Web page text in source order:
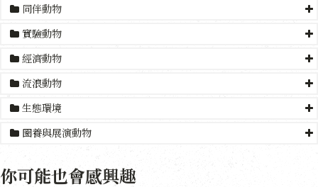
同伴動物
實驗動物
經濟動物
流浪動物
生態環境
圈養與展演動物
你可能也會感興趣